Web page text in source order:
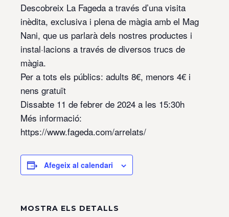
Descobreix La Fageda a través d’una visita
inèdita, exclusiva i plena de màgia amb el Mag
Nani, que us parlarà dels nostres productes i
instal·lacions a través de diversos trucs de
màgia.
Per a tots els públics: adults 8€, menors 4€ i
nens gratuït
Dissabte 11 de febrer de 2024 a les 15:30h
Més informació:
https://www.fageda.com/arrelats/
Afegeix al calendari
MOSTRA ELS DETALLS